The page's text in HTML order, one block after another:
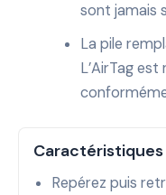
sont jamais
La pile
L’AirTag
Caractéristiques
Repérez puis